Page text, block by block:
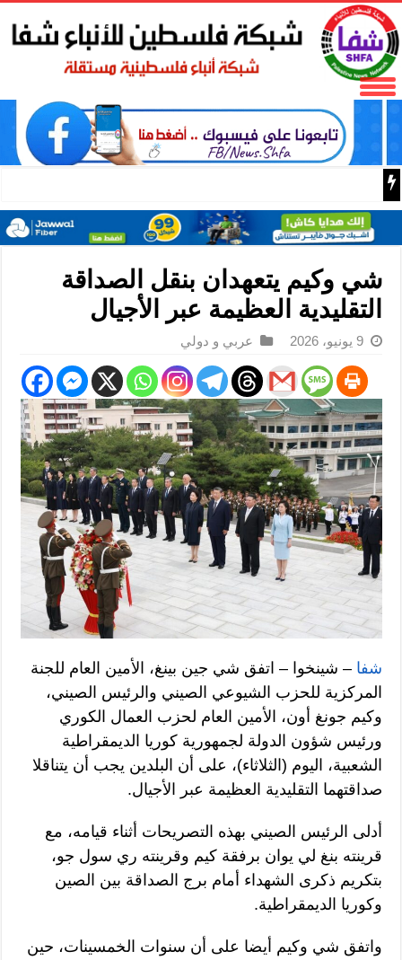
مناظر منطقة جيوتشايقو السياحية في جنوب غربي الصين
شي وكيم يتعهدان بنقل الصداقة
التقليدية العظيمة عبر الأجيال
9 يونيو، 2026 عربي و دولي
شفا – شينخوا – اتفق شي جين بينغ، الأمين العام للجنة
المركزية للحزب الشيوعي الصيني والرئيس الصيني،
وكيم جونغ أون، الأمين العام لحزب العمال الكوري
ورئيس شؤون الدولة لجمهورية كوريا الديمقراطية
الشعبية، اليوم (الثلاثاء)، على أن البلدين يجب أن يتناقلا
صداقتهما التقليدية العظيمة عبر الأجيال.
أدلى الرئيس الصيني بهذه التصريحات أثناء قيامه، مع
قرينته بنغ لي يوان برفقة كيم وقرينته ري سول جو،
بتكريم ذكرى الشهداء أمام برج الصداقة بين الصين
وكوريا الديمقراطية.
واتفق شي وكيم أيضا على أن سنوات الخمسينات، حين